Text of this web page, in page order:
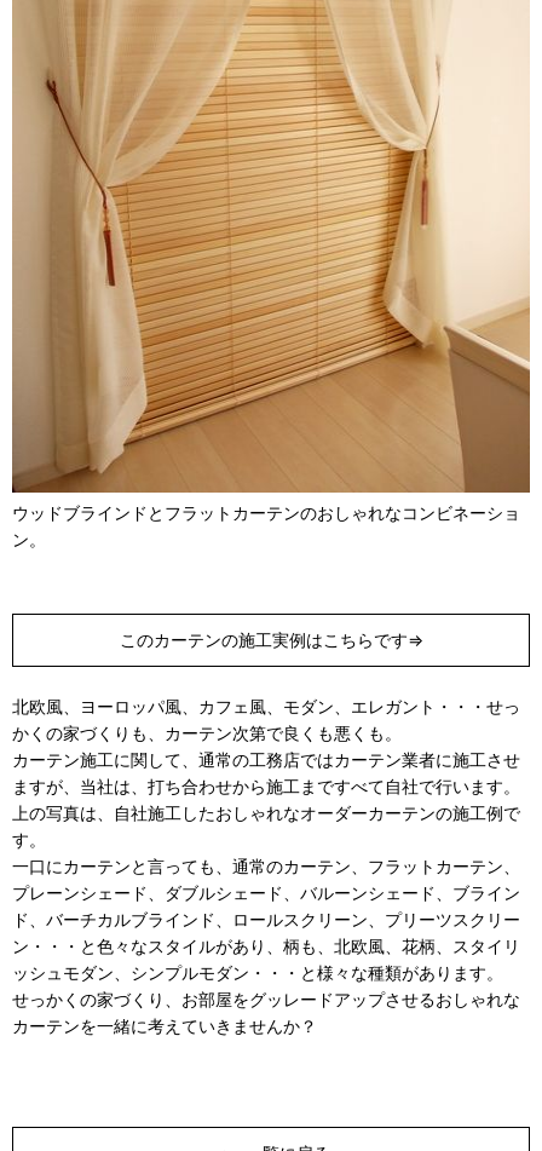
ウッドブラインドとフラットカーテンのおしゃれなコンビネーショ
ン。
このカーテンの施工実例はこちらです⇒
北欧風、ヨーロッパ風、カフェ風、モダン、エレガント・・・せっ
かくの家づくりも、カーテン次第で良くも悪くも。
カーテン施工に関して、通常の工務店ではカーテン業者に施工させ
ますが、当社は、打ち合わせから施工まですべて自社で行います。
上の写真は、自社施工したおしゃれなオーダーカーテンの施工例で
す。
一口にカーテンと言っても、通常のカーテン、フラットカーテン、
プレーンシェード、ダブルシェード、バルーンシェード、ブライン
ド、バーチカルブラインド、ロールスクリーン、プリーツスクリー
ン・・・と色々なスタイルがあり、柄も、北欧風、花柄、スタイリ
ッシュモダン、シンプルモダン・・・と様々な種類があります。
せっかくの家づくり、お部屋をグッレードアップさせるおしゃれな
カーテンを一緒に考えていきませんか？